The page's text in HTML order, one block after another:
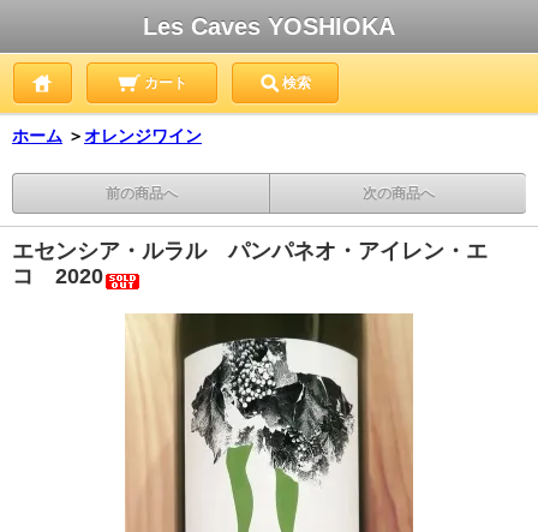
Les Caves YOSHIOKA
カート 検索
ホーム ＞オレンジワイン
前の商品へ 次の商品へ
エセンシア・ルラル パンパネオ・アイレン・エ
コ 2020